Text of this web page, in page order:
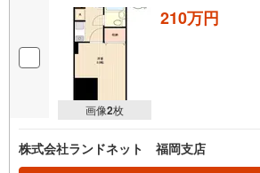
画像2枚
210万円
株式会社ランドネット 福岡支店